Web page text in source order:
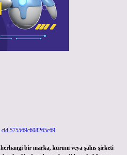
bir marka, kurum veya şahıs şirketi